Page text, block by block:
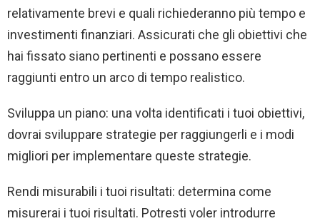
relativamente brevi e quali richiederanno più tempo e
investimenti finanziari. Assicurati che gli obiettivi che
hai fissato siano pertinenti e possano essere
raggiunti entro un arco di tempo realistico.
Sviluppa un piano: una volta identificati i tuoi obiettivi,
dovrai sviluppare strategie per raggiungerli e i modi
migliori per implementare queste strategie.
Rendi misurabili i tuoi risultati: determina come
misurerai i tuoi risultati. Potresti voler introdurre